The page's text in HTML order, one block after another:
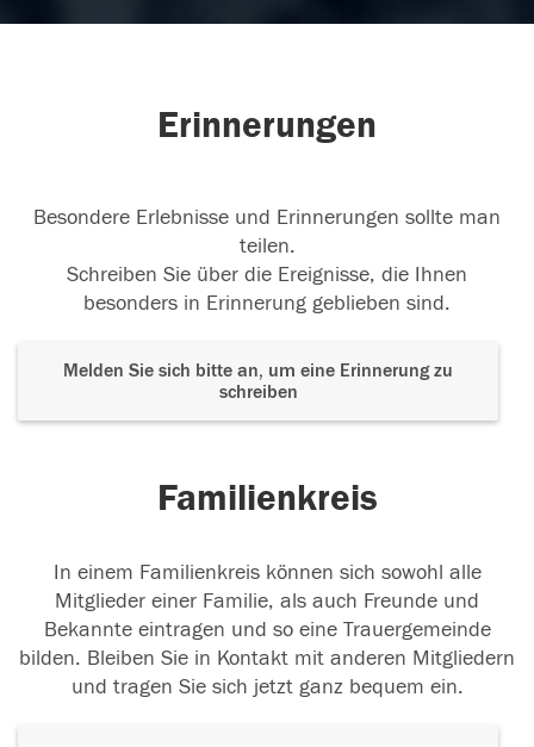
Erinnerungen
Besondere Erlebnisse und Erinnerungen sollte man
teilen.
Schreiben Sie über die Ereignisse, die Ihnen
besonders in Erinnerung geblieben sind.
Melden Sie sich bitte an, um eine Erinnerung zu
schreiben
Familienkreis
In einem Familienkreis können sich sowohl alle
Mitglieder einer Familie, als auch Freunde und
Bekannte eintragen und so eine Trauergemeinde
bilden. Bleiben Sie in Kontakt mit anderen Mitgliedern
und tragen Sie sich jetzt ganz bequem ein.